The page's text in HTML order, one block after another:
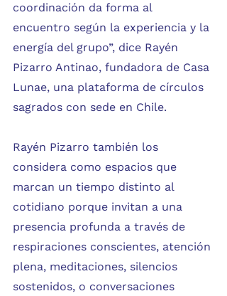
coordinación da forma al
encuentro según la experiencia y la
energía del grupo”, dice Rayén
Pizarro Antinao, fundadora de Casa
Lunae, una plataforma de círculos
sagrados con sede en Chile.
Rayén Pizarro también los
considera como espacios que
marcan un tiempo distinto al
cotidiano porque invitan a una
presencia profunda a través de
respiraciones conscientes, atención
plena, meditaciones, silencios
sostenidos, o conversaciones